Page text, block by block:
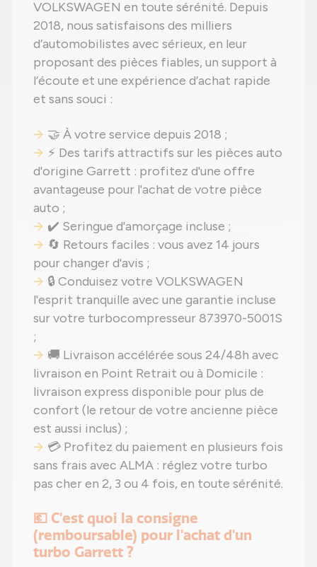
VOLKSWAGEN en toute sérénité. Depuis
2018, nous satisfaisons des milliers
d’automobilistes avec sérieux, en leur
proposant des pièces fiables, un support à
l’écoute et une expérience d’achat rapide
et sans souci :
🤝 À votre service depuis 2018 ;
⚡ Des tarifs attractifs sur les pièces auto
d'origine Garrett : profitez d'une offre
avantageuse pour l'achat de votre pièce
auto ;
✔️ Seringue d'amorçage incluse ;
🔄 Retours faciles : vous avez 14 jours
pour changer d'avis ;
🔒 Conduisez votre VOLKSWAGEN
l'esprit tranquille avec une garantie incluse
sur votre turbocompresseur 873970-5001S
;
🚚 Livraison accélérée sous 24/48h avec
livraison en Point Retrait ou à Domicile :
livraison express disponible pour plus de
confort (le retour de votre ancienne pièce
est aussi inclus) ;
💳 Profitez du paiement en plusieurs fois
sans frais avec ALMA : réglez votre turbo
pas cher en 2, 3 ou 4 fois, en toute sérénité.
💶 C'est quoi la consigne
(remboursable) pour l'achat d'un
turbo Garrett ?